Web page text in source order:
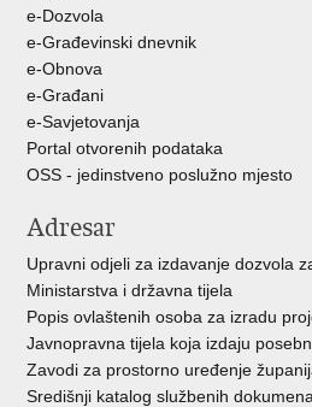
e-Dozvola
e-Građevinski dnevnik
e-Obnova
e-Građani
e-Savjetovanja
Portal otvorenih podataka
OSS - jedinstveno poslužno mjesto
Adresar
Upravni odjeli za izdavanje dozvola
Ministarstva i državna tijela
Popis ovlaštenih osoba za izradu
Javnopravna tijela koja izdaju
Zavodi za prostorno uređenje
Središnji katalog službenih